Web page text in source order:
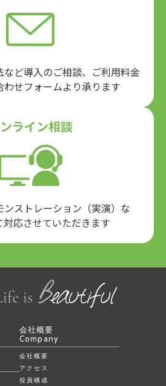
ど導入のご相談、ご利用料金
せフォームより承ります
ライン相談
ストレーション（実演）な
対応させていただきます
会社概要
Company
会社概要
アクセス
役員構成